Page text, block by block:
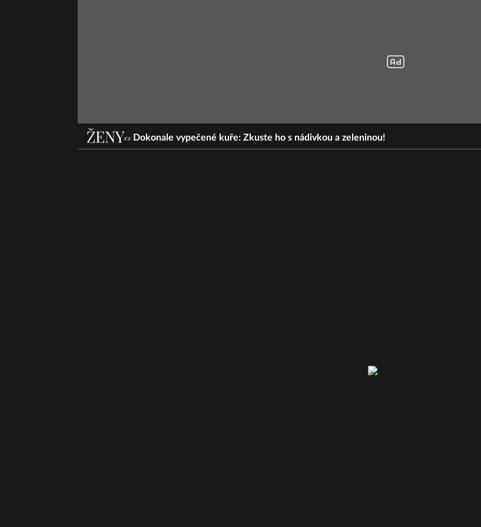
Dokonale vypečené kuře: Zkuste ho s nádivkou a zeleninou!